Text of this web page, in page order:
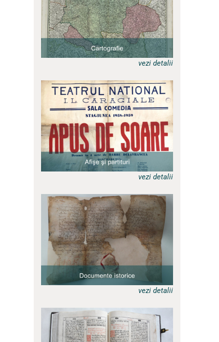
vezi detalii
vezi detalii
vezi detalii